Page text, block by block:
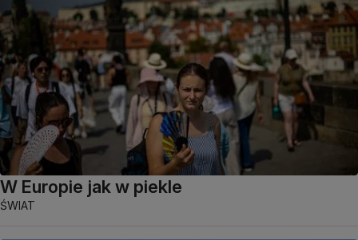
W Europie jak w piekle
ŚWIAT